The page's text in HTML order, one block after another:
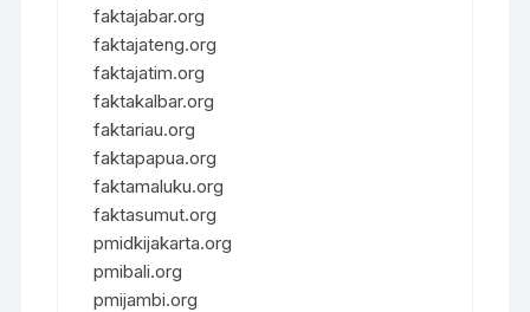
faktajabar.org
faktajateng.org
faktajatim.org
faktakalbar.org
faktariau.org
faktapapua.org
faktamaluku.org
faktasumut.org
pmidkijakarta.org
pmibali.org
pmijambi.org